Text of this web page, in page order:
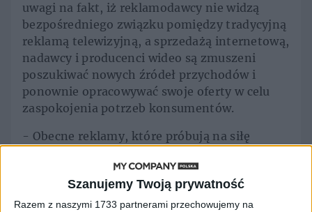
Szanujemy Twoją prywatność
Razem z naszymi 1733 partnerami przechowujemy na
uwagi na fakt, iż reklamodawcy nie widzą
bezpośredniego związku pomiędzy tradycyjną
reklamą telewizyjną, a sprzedażą internetową,
nadawcy i producenci wideo są zmuszeni
poszukiwać nowych źródeł przychodów i
ponownie opracowywać swoje oferty w celu
zaspokojenia potrzeb konsumentów.
- Obecne reklamy, które próbują na siłę
widzów. Konsumenci poszukują inspiracji i w
tym tkwi biznesowy potencjał naszej spółki.
Handel elektroniczny i platformy